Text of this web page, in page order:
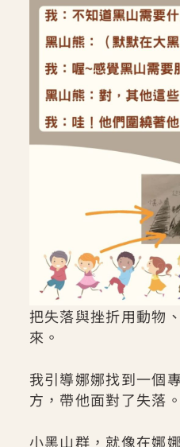
把失落與挫折用動物
來。
我引導娜娜找到一個
方，帶他面對了失落。
小黑山群，就像在娜